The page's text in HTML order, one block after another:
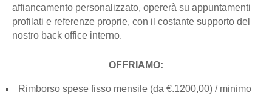
affiancamento personalizzato, opererà su appuntamenti
profilati e referenze proprie, con il costante supporto del
nostro back office interno.
OFFRIAMO:
Rimborso spese fisso mensile (da €.1200,00) / minimo